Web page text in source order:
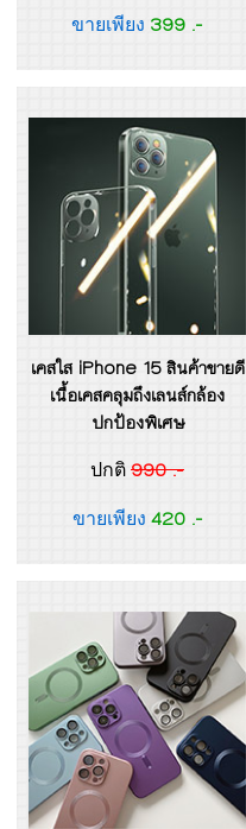
ขายเพียง 399 .-
เคสใส iPhone 15 สินค้าขายดี
เนื้อเคสคลุมถึงเลนส์กล้อง
ปกป้องพิเศษ
ปกติ 990 .-
ขายเพียง 420 .-